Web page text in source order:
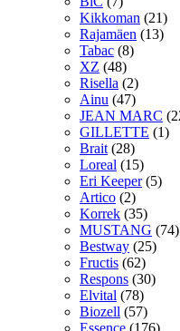
Kikkoman (21)
Rajamäen (13)
Tabac (8)
XZ (48)
Risella (2)
Ainu (47)
JEAN MARC
GILLETTE (1)
Brait (28)
Loreal (15)
Eri Keeper (5)
Artico (2)
Korrek (35)
MUSTANG (74)
Bestway (25)
Fructis (62)
Respons (30)
Elvital (78)
Biozell (57)